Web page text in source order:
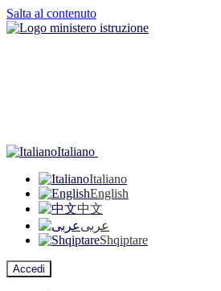
Salta al contenuto
Italiano
Italiano
English
中文
عربى
Shqiptare
Accedi